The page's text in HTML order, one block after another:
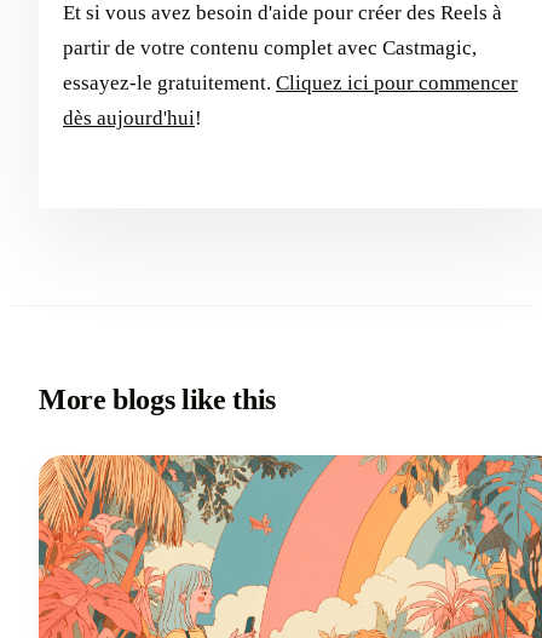
Et si vous avez besoin d'aide pour créer des Reels à
partir de votre contenu complet avec Castmagic,
essayez-le gratuitement. Cliquez ici pour commencer
dès aujourd'hui!
More blogs like this